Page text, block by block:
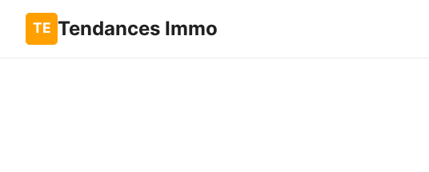
Tendances Immo